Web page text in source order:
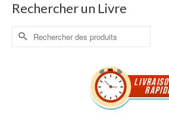
Rechercher un Livre
Rechercher :